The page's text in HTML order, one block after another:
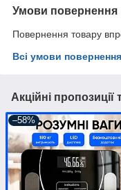
Умови повернення
Повернення товару
Всі умови повернення
Акційні пропозиції
–58%